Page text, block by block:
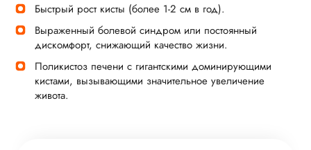
Быстрый рост кисты (более 1-2 см в год).
Выраженный болевой синдром или постоянный
дискомфорт, снижающий качество жизни.
Поликистоз печени с гигантскими доминирующими
кистами, вызывающими значительное увеличение
живота.